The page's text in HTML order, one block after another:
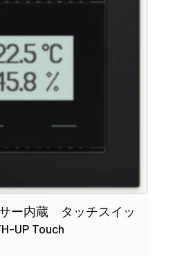
サー内蔵 タッチスイッ
UP Touch